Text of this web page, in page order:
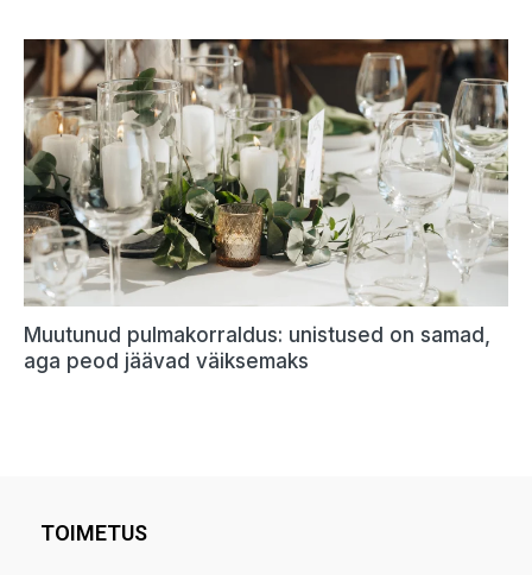
TOIMETUS